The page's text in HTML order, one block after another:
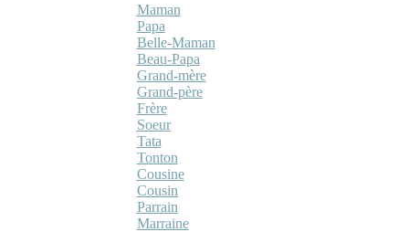
Maman
Papa
Belle-Maman
Beau-Papa
Grand-mère
Grand-père
Frère
Soeur
Tata
Tonton
Cousine
Cousin
Parrain
Marraine